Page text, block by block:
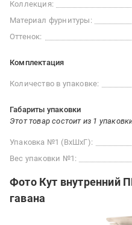
Коллекция:
Материал фурнитуры:
Оттенок:
Комплектация
Количество в упаковке:
Габариты упаковки
Этот товар состоит из 1
Упаковка №1 (ВхШхГ):
Вес упаковки №1:
Фото Кут внутренний
гавана